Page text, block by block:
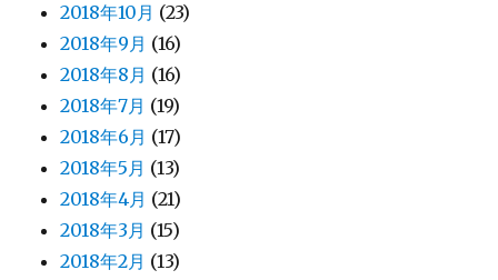
2018年10月 (23)
2018年9月 (16)
2018年8月 (16)
2018年7月 (19)
2018年6月 (17)
2018年5月 (13)
2018年4月 (21)
2018年3月 (15)
2018年2月 (13)